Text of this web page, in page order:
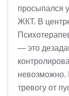
просыпался
ЖКТ. В
— это
невозможно.
тревогу от